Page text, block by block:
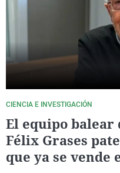
CIENCIA E INVESTIGACIÓN
El equipo
Félix Grases
que ya se vende